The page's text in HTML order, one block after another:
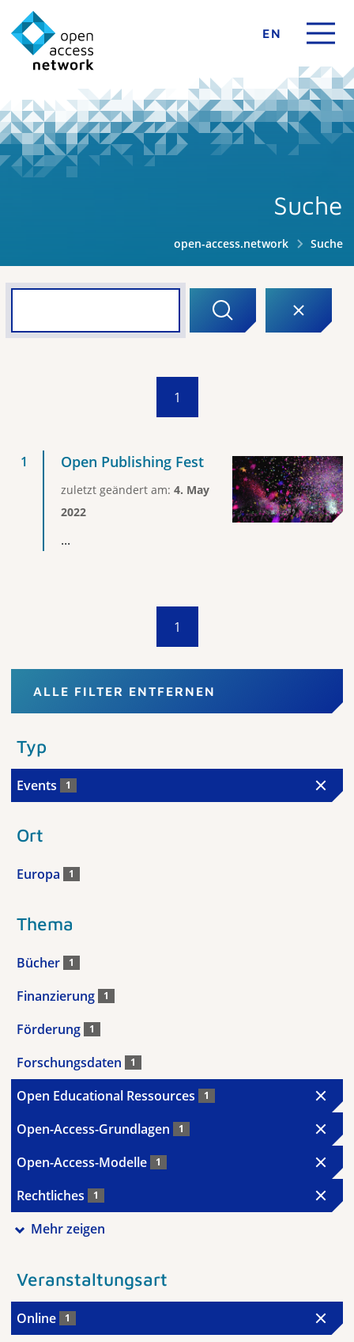
EN
Suche
open-access.network Suche
1
Open Publishing Fest
zuletzt geändert am: 4. May
2022
...
1
ALLE FILTER ENTFERNEN
Typ
Events 1
Ort
Europa 1
Thema
Bücher 1
Finanzierung 1
Förderung 1
Forschungsdaten 1
Open Educational Ressources 1
Open-Access-Grundlagen 1
Open-Access-Modelle 1
Rechtliches 1
Mehr zeigen
Veranstaltungsart
Online 1